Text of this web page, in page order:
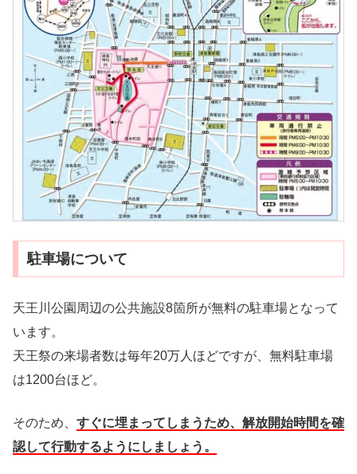
駐車場について
天王川公園周辺の公共施設8箇所が無料の駐車場となって
います。
天王祭の来場者数は毎年20万人ほどですが、無料駐車場
は1200台ほど。
そのため、 すぐに埋まってしまうため、解放開始時間を確
認して行動するようにしましょう。